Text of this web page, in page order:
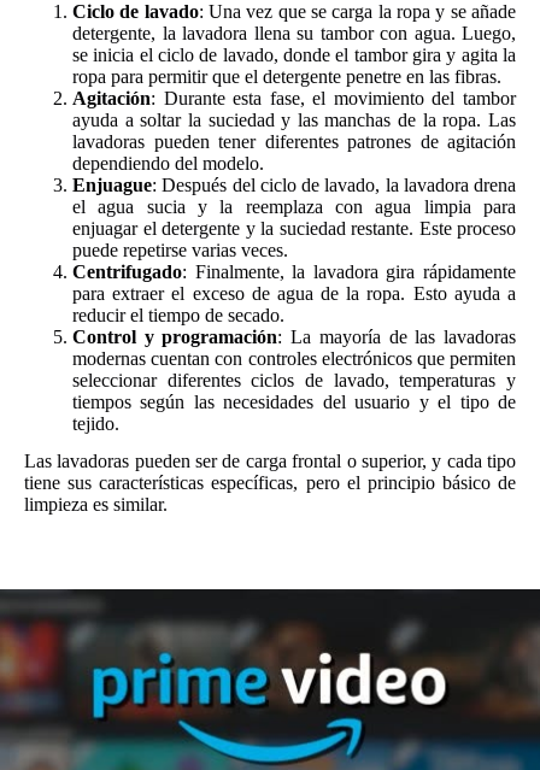
Ciclo de lavado: Una vez que se carga la ropa y se añade
detergente, la lavadora llena su tambor con agua. Luego,
se inicia el ciclo de lavado, donde el tambor gira y agita la
ropa para permitir que el detergente penetre en las fibras.
Agitación: Durante esta fase, el movimiento del tambor
ayuda a soltar la suciedad y las manchas de la ropa. Las
lavadoras pueden tener diferentes patrones de agitación
dependiendo del modelo.
Enjuague: Después del ciclo de lavado, la lavadora drena
el agua sucia y la reemplaza con agua limpia para
enjuagar el detergente y la suciedad restante. Este proceso
puede repetirse varias veces.
Centrifugado: Finalmente, la lavadora gira rápidamente
para extraer el exceso de agua de la ropa. Esto ayuda a
reducir el tiempo de secado.
Control y programación: La mayoría de las lavadoras
modernas cuentan con controles electrónicos que permiten
seleccionar diferentes ciclos de lavado, temperaturas y
tiempos según las necesidades del usuario y el tipo de
tejido.
Las lavadoras pueden ser de carga frontal o superior, y cada tipo
tiene sus características específicas, pero el principio básico de
limpieza es similar.